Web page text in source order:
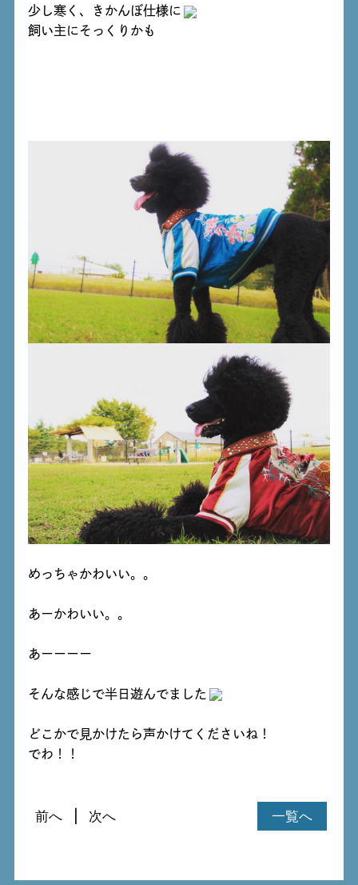
少し寒く、きかんぼ仕様に
飼い主にそっくりかも
めっちゃかわいい。。
あーかわいい。。
あーーーー
そんな感じで半日遊んでました
どこかで見かけたら声かけてくださいね！
でわ！！
一覧へ
前へ 次へ